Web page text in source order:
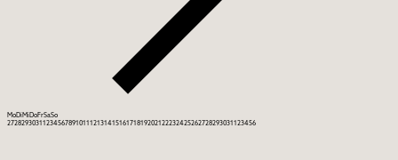
MoDiMiDoFrSaSo
2728293031 1 234567891011 12131415161718192021 22232425262728293031 1 23456